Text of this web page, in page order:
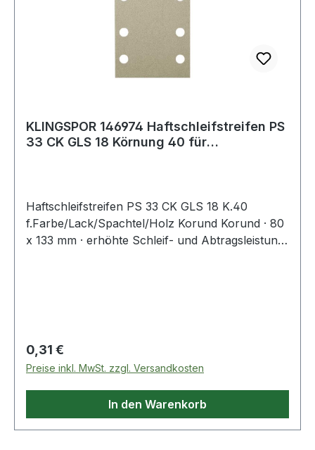
KLINGSPOR 146974 Haftschleifstreifen PS
33 CK GLS 18 Körnung 40 für
Haftschleifstreifen PS 33 CK GLS 18 K.40
f.Farbe/Lack/Spachtel/Holz Korund Korund · 80
x 133 mm · erhöhte Schleif- und Abtragsleistung
durch lateximprägnierte Papier-Unterlage ·
kletthaftend Weitere technische Eigenschaften: ·
Bindung: Kunstharz · Breite: 80mm · Länge:
133mm · Nutzungsart: Schwingschleifer,
Handklotz · Streuart: halboffen ·
Verpackungsart: Karton
Regulärer Preis:
0,31 €
Preise inkl. MwSt. zzgl. Versandkosten
In den Warenkorb